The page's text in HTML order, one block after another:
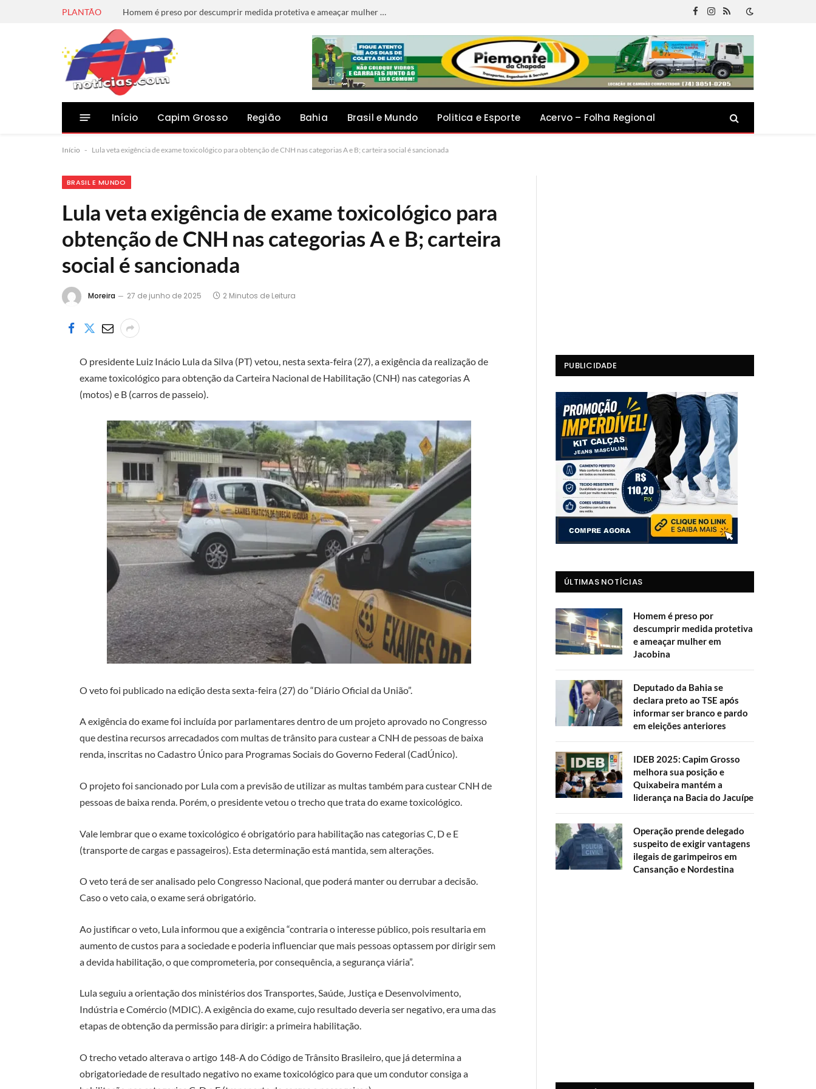
PLANTÃO Homem é preso por descumprir medida protetiva e ameaçar mulher em Jacobina
Facebook
Instagram
RSS
Início Capim Grosso Região Bahia Brasil e Mundo Politica e Esporte Acervo – Folha Regional
Início - Lula veta exigência de exame toxicológico para obtenção de CNH nas categorias A e B; carteira social é sancionada
BRASIL E MUNDO
Lula veta exigência de exame toxicológico para
obtenção de CNH nas categorias A e B; carteira
social é sancionada
Moreira 27 de junho de 2025 2 Minutos de Leitura
O presidente Luiz Inácio Lula da Silva (PT) vetou, nesta sexta-feira (27), a exigência da realização de
exame toxicológico para obtenção da Carteira Nacional de Habilitação (CNH) nas categorias A
(motos) e B (carros de passeio).
O veto foi publicado na edição desta sexta-feira (27) do “Diário Oficial da União”.
A exigência do exame foi incluída por parlamentares dentro de um projeto aprovado no Congresso
que destina recursos arrecadados com multas de trânsito para custear a CNH de pessoas de baixa
renda, inscritas no Cadastro Único para Programas Sociais do Governo Federal (CadÚnico).
O projeto foi sancionado por Lula com a previsão de utilizar as multas também para custear CNH de
pessoas de baixa renda. Porém, o presidente vetou o trecho que trata do exame toxicológico.
Vale lembrar que o exame toxicológico é obrigatório para habilitação nas categorias C, D e E
(transporte de cargas e passageiros). Esta determinação está mantida, sem alterações.
O veto terá de ser analisado pelo Congresso Nacional, que poderá manter ou derrubar a decisão.
Caso o veto caia, o exame será obrigatório.
Ao justificar o veto, Lula informou que a exigência “contraria o interesse público, pois resultaria em
aumento de custos para a sociedade e poderia influenciar que mais pessoas optassem por dirigir sem
a devida habilitação, o que comprometeria, por consequência, a segurança viária”.
Lula seguiu a orientação dos ministérios dos Transportes, Saúde, Justiça e Desenvolvimento,
Indústria e Comércio (MDIC). A exigência do exame, cujo resultado deveria ser negativo, era uma das
etapas de obtenção da permissão para dirigir: a primeira habilitação.
O trecho vetado alterava o artigo 148-A do Código de Trânsito Brasileiro, que já determina a
obrigatoriedade de resultado negativo no exame toxicológico para que um condutor consiga a
PUBLICIDADE
ÚLTIMAS NOTÍCIAS
Homem é preso por
descumprir medida protetiva
e ameaçar mulher em
Jacobina
Deputado da Bahia se
declara preto ao TSE após
informar ser branco e pardo
em eleições anteriores
IDEB 2025: Capim Grosso
melhora sua posição e
Quixabeira mantém a
liderança na Bacia do Jacuípe
Operação prende delegado
suspeito de exigir vantagens
ilegais de garimpeiros em
Cansanção e Nordestina